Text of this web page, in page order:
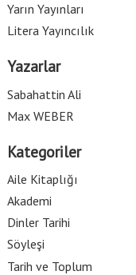
Yarın Yayınları
Litera Yayıncılık
Yazarlar
Sabahattin Ali
Max WEBER
Kategoriler
Aile Kitaplığı
Akademi
Dinler Tarihi
Söyleşi
Tarih ve Toplum